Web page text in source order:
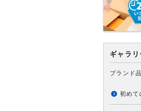
ギャラ
ブランド
初めて